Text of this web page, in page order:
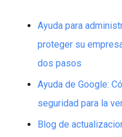
Ayuda para
proteger su
dos pasos
Ayuda de Google:
seguridad para la
Blog de